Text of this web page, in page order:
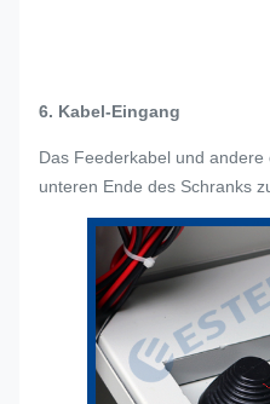
6. Kabel-Eingang
Das Feederkabel und
unteren Ende des Schranks